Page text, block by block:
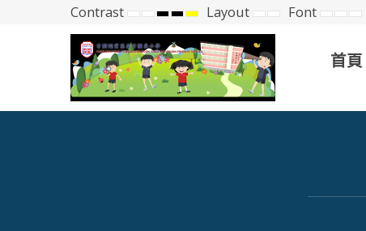
Contrast Default
mode
Night
mode
High
Contrast
Black
White
mode
High
Contrast
Black
Yellow
mode
High
Contrast
Yellow
Black
mode
Layout Fixed
layout
Wide
layout
Font SetSetSet
首頁